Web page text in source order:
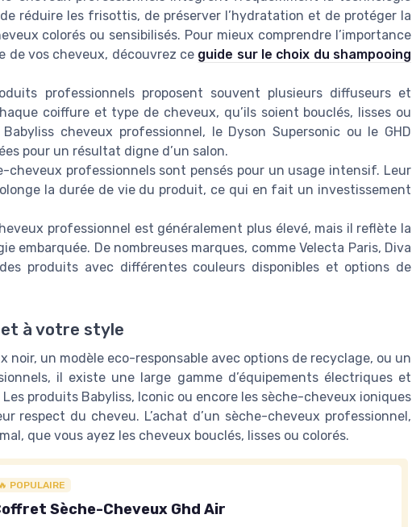
réduire les frisottis, de préserver l’hydratation et de protéger la
colorés ou sensibilisés. Pour mieux comprendre l’importance
de vos cheveux, découvrez ce guide sur le choix du shampooing
professionnels proposent souvent plusieurs diffuseurs et
coiffure et type de cheveux, qu’ils soient bouclés, lisses ou
cheveux professionnel, le Dyson Supersonic ou le GHD
pour un résultat digne d’un salon.
cheveux professionnels sont pensés pour un usage intensif. Leur
la durée de vie du produit, ce qui en fait un investissement
professionnel est généralement plus élevé, mais il reflète la
embarquée. De nombreuses marques, comme Velecta Paris, Diva
produits avec différentes couleurs disponibles et options de
et à votre style
noir, un modèle eco-responsable avec options de recyclage, ou un
il existe une large gamme d’équipements électriques et
produits Babyliss, Iconic ou encore les sèche-cheveux ioniques
respect du cheveu. L’achat d’un sèche-cheveux professionnel,
que vous ayez les cheveux bouclés, lisses ou colorés.
🔥 POPULAIRE
Sèche-Cheveux Ghd Air